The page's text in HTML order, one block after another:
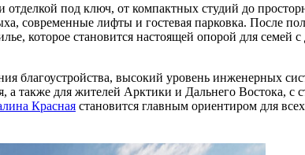
под ключ, от компактных студий до
современные лифты и гостевая парковка. После
которое становится настоящей опорой для семей
благоустройства, высокий уровень инженерных
также для жителей Арктики и Дальнего Востока, с
Красная становится главным ориентиром для